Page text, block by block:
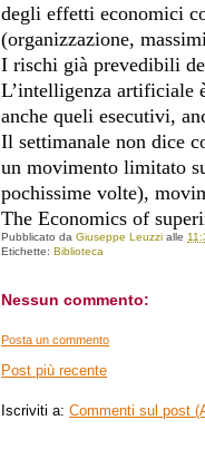
degli effetti economici
(organizzazione,
I rischi già prevedibili
L’intelligenza artificiale
anche queli esecutivi,
Il settimanale non dice
un movimento limitato
pochissime volte),
The Economics of
Pubblicato daGiuseppe Leuzzi alle
Etichette:Biblioteca
Nessun commento:
Posta un commento
Post più recente
Iscriviti a:Commenti sul post